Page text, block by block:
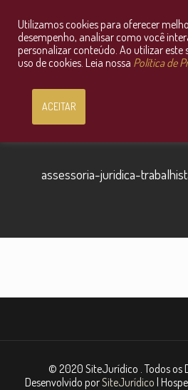
Consultoria
assessoria-juridica-
© 2020 SiteJurídico . Todos os
Desenvolvido porSiteJurídico |
Utilizamos cookies para oferecer
desempenho, analisar como você
personalizar conteúdo. Ao utilizar este
uso de cookies. Leia nossa Política de
ACEITAR